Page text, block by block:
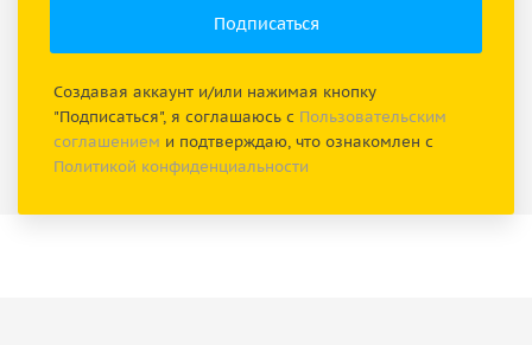
Создавая аккаунт и/или нажимая кнопку
"Подписаться", я соглашаюсь с Пользовательским
соглашением и подтверждаю, что ознакомлен с
Политикой конфиденциальности